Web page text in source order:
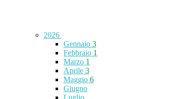
2026
Gennaio 3
Febbraio 1
Marzo 1
Aprile 3
Maggio 6
Giugno